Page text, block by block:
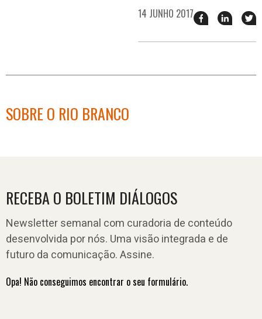
14 JUNHO 2017 Compartilhar
esse
no
esse
no
SOBRE O RIO BRANCO
RECEBA O BOLETIM DIÁLOGOS
Newsletter semanal com curadoria de conteúdo
desenvolvida por nós. Uma visão integrada e de
futuro da comunicação. Assine.
Opa! Não conseguimos encontrar o seu formulário.